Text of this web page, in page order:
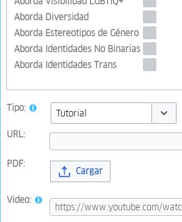
Aborda Diversidad
Aborda Estereotipos de Género
Aborda Identidades No Binarias
Aborda Identidades Trans
Tipo:
URL:
PDF:
Cargar
Video: